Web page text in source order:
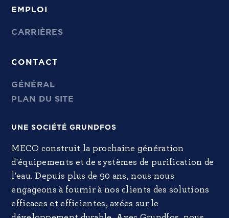
EMPLOI
CARRIÈRES
CONTACT
GÉNÉRAL
PLAN DU SITE
UNE SOCIÉTÉ GRUNDFOS
MECO construit la prochaine génération
d'équipements et de systèmes de purification de
l'eau. Depuis plus de 90 ans, nous nous
engageons à fournir à nos clients des solutions
efficaces et efficientes, axées sur le